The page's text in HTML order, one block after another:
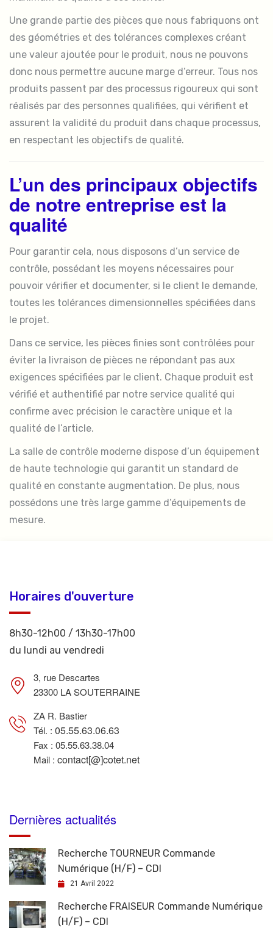
Une grande partie des pièces que nous fabriquons ont
des géométries et des tolérances complexes créant
une valeur ajoutée pour le produit, nous ne pouvons
donc nous permettre aucune marge d’erreur. Tous nos
produits passent par des processus rigoureux qui sont
réalisés par des personnes qualifiées, qui vérifient et
assurent la validité du produit dans chaque processus,
en respectant les objectifs de qualité.
L’un des principaux objectifs
de notre entreprise est la
qualité
Pour garantir cela, nous disposons d’un service de
contrôle, possédant les moyens nécessaires pour
pouvoir vérifier et documenter, si le client le demande,
toutes les tolérances dimensionnelles spécifiées dans
le projet.
Dans ce service, les pièces finies sont contrôlées pour
éviter la livraison de pièces ne répondant pas aux
exigences spécifiées par le client. Chaque produit est
vérifié et authentifié par notre service qualité qui
confirme avec précision le caractère unique et la
qualité de l’article.
La salle de contrôle moderne dispose d’un équipement
de haute technologie qui garantit un standard de
qualité en constante augmentation. De plus, nous
possédons une très large gamme d’équipements de
mesure.
Horaires d'ouverture
8h30-12h00 / 13h30-17h00
du lundi au vendredi
3, rue Descartes
23300 LA SOUTERRAINE
ZA R. Bastier
Tél. : 05.55.63.06.63
Fax : 05.55.63.38.04
Mail : contact[@]cotet.net
Dernières actualités
Recherche TOURNEUR Commande
Numérique (H/F) – CDI
21 Avril 2022
Recherche FRAISEUR Commande Numérique
(H/F) – CDI